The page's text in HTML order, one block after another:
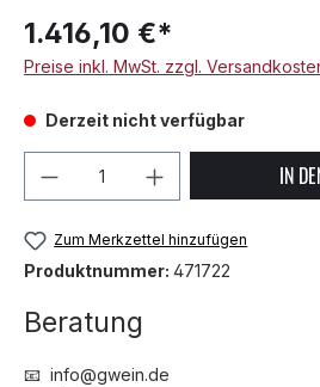
1.416,10 €*
Preise inkl. MwSt. zzgl.
Derzeit nicht verfügbar
Produkt Anzahl: Gib
IN
Zum Merkzettel hinzufügen
Produktnummer: 471722
Beratung
📧 info@gwein.de